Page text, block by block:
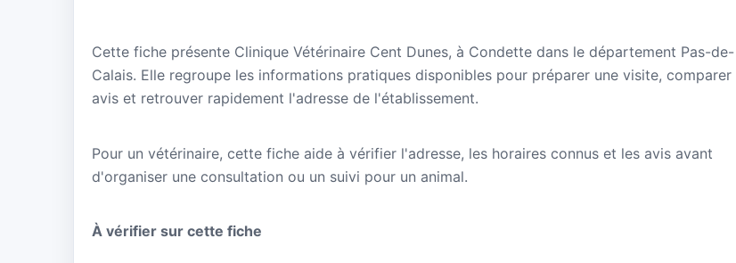
Cette fiche présente Clinique Vétérinaire Cent Dunes, à Condette dans le département Pas-de-
Calais. Elle regroupe les informations pratiques disponibles pour préparer une visite, comparer
avis et retrouver rapidement l'adresse de l'établissement.
Pour un vétérinaire, cette fiche aide à vérifier l'adresse, les horaires connus et les avis avant
d'organiser une consultation ou un suivi pour un animal.
À vérifier sur cette fiche